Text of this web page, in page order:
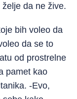
da ne žive.
bih voleo da
da se to
od prostrelne
pamet kao
-Evo,